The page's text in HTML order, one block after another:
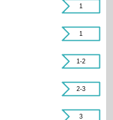
1
1
1-2
2-3
3